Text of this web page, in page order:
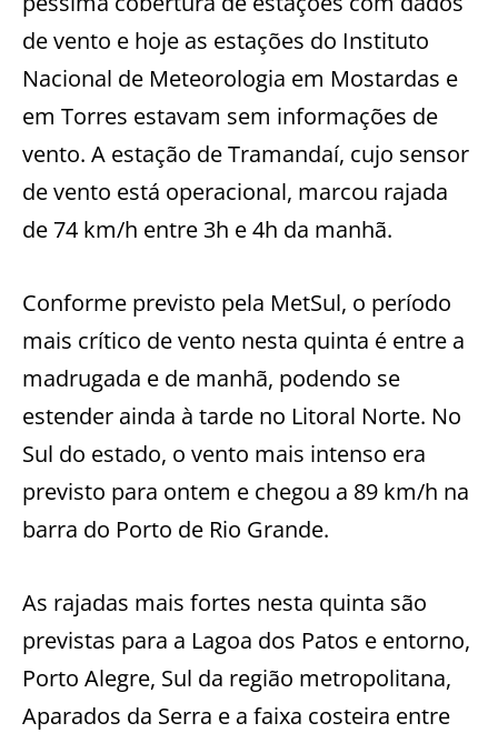
de vento e hoje as estações do Instituto
Nacional de Meteorologia em Mostardas e
em Torres estavam sem informações de
vento. A estação de Tramandaí, cujo sensor
de vento está operacional, marcou rajada
de 74 km/h entre 3h e 4h da manhã.
Conforme previsto pela MetSul, o período
mais crítico de vento nesta quinta é entre a
madrugada e de manhã, podendo se
estender ainda à tarde no Litoral Norte. No
Sul do estado, o vento mais intenso era
previsto para ontem e chegou a 89 km/h na
barra do Porto de Rio Grande.
As rajadas mais fortes nesta quinta são
previstas para a Lagoa dos Patos e entorno,
Porto Alegre, Sul da região metropolitana,
Aparados da Serra e a faixa costeira entre